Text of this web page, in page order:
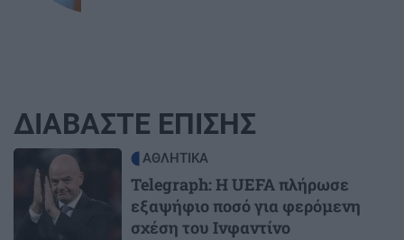
ΔΙΑΒΑΣΤΕ ΕΠΙΣΗΣ
Image ΑΘΛΗΤΙΚΑ
Telegraph: Η UEFA πλήρωσε
εξαψήφιο ποσό για φερόμενη
σχέση του Ινφαντίνο